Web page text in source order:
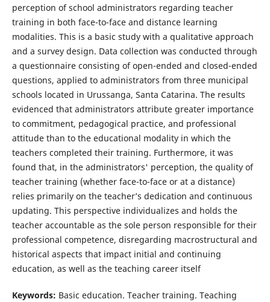
perception of school administrators regarding teacher
training in both face-to-face and distance learning
modalities. This is a basic study with a qualitative approach
and a survey design. Data collection was conducted through
a questionnaire consisting of open-ended and closed-ended
questions, applied to administrators from three municipal
schools located in Urussanga, Santa Catarina. The results
evidenced that administrators attribute greater importance
to commitment, pedagogical practice, and professional
attitude than to the educational modality in which the
teachers completed their training. Furthermore, it was
found that, in the administrators' perception, the quality of
teacher training (whether face-to-face or at a distance)
relies primarily on the teacher’s dedication and continuous
updating. This perspective individualizes and holds the
teacher accountable as the sole person responsible for their
professional competence, disregarding macrostructural and
historical aspects that impact initial and continuing
education, as well as the teaching career itself
Keywords: Basic education. Teacher training. Teaching